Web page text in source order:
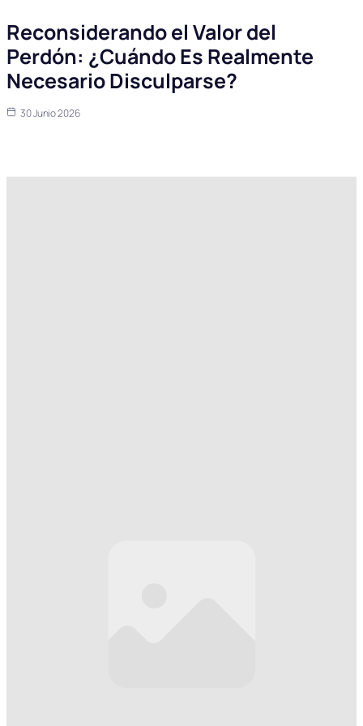
Reconsiderando el Valor del
Perdón: ¿Cuándo Es Realmente
Necesario Disculparse?
30 Junio 2026